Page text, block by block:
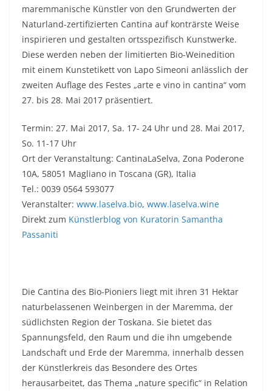
maremmanische Künstler von den Grundwerten der
Naturland-zertifizierten Cantina auf konträrste Weise
inspirieren und gestalten ortsspezifisch Kunstwerke.
Diese werden neben der limitierten Bio-Weinedition
mit einem Kunstetikett von Lapo Simeoni anlässlich der
zweiten Auflage des Festes „arte e vino in cantina“ vom
27. bis 28. Mai 2017 präsentiert.
Termin: 27. Mai 2017, Sa. 17- 24 Uhr und 28. Mai 2017,
So. 11-17 Uhr
Ort der Veranstaltung: CantinaLaSelva, Zona Poderone
10A, 58051 Magliano in Toscana (GR), Italia
Tel.: 0039 0564 593077
Veranstalter: www.laselva.bio, www.laselva.wine
Direkt zum Künstlerblog von Kuratorin Samantha
Passaniti
Die Cantina des Bio-Pioniers liegt mit ihren 31 Hektar
naturbelassenen Weinbergen in der Maremma, der
südlichsten Region der Toskana. Sie bietet das
Spannungsfeld, den Raum und die ihn umgebende
Landschaft und Erde der Maremma, innerhalb dessen
der Künstlerkreis das Besondere des Ortes
herausarbeitet, das Thema „nature specific“ in Relation